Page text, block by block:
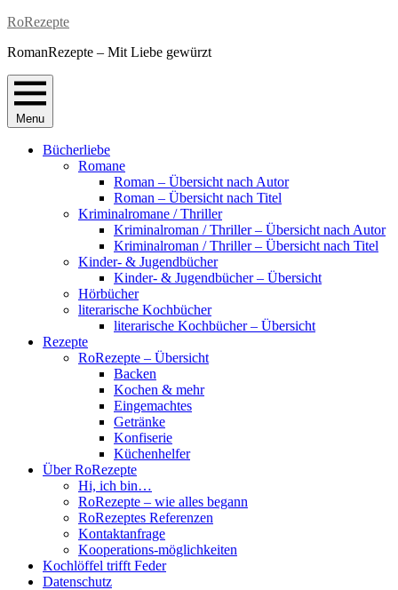
Skip
content
RoRezepte
RomanRezepte – Mit Liebe gewürzt
Menu
Bücherliebe
Romane
Roman – Übersicht nach Autor
Roman – Übersicht nach Titel
Kriminalromane / Thriller
Kriminalroman / Thriller – Übersicht nach Autor
Kriminalroman / Thriller – Übersicht nach Titel
Kinder- & Jugendbücher
Kinder- & Jugendbücher – Übersicht
Hörbücher
literarische Kochbücher
literarische Kochbücher – Übersicht
Rezepte
RoRezepte – Übersicht
Backen
Kochen & mehr
Eingemachtes
Getränke
Konfiserie
Küchenhelfer
Über RoRezepte
Hi, ich bin…
RoRezepte – wie alles begann
RoRezeptes Referenzen
Kontaktanfrage
Kooperations-möglichkeiten
Kochlöffel trifft Feder
Datenschutz